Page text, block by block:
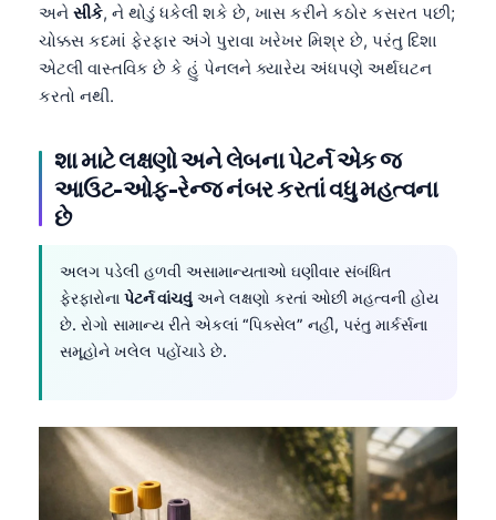
અને સીકે, ને થોડું ધકેલી શકે છે, ખાસ કરીને કઠોર કસરત પછી;
ચોક્કસ કદમાં ફેરફાર અંગે પુરાવા ખરેખર મિશ્ર છે, પરંતુ દિશા
એટલી વાસ્તવિક છે કે હું પેનલને ક્યારેય અંધપણે અર્થઘટન
કરતો નથી.
શા માટે લક્ષણો અને લેબના પેટર્ન એક જ
આઉટ-ઓફ-રેન્જ નંબર કરતાં વધુ મહત્વના
છે
અલગ પડેલી હળવી અસામાન્યતાઓ ઘણીવાર સંબંધિત
ફેરફારોના પેટર્ન વાંચવું અને લક્ષણો કરતાં ઓછી મહત્વની હોય
છે. રોગો સામાન્ય રીતે એકલાં “પિક્સેલ” નહીં, પરંતુ માર્કર્સના
સમૂહોને ખલેલ પહોંચાડે છે.